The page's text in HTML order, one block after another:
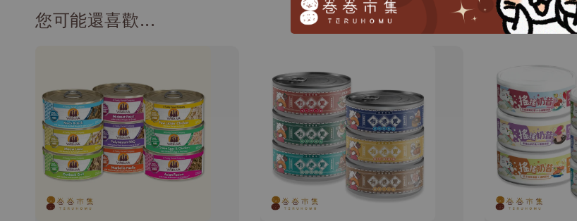
您可能還喜歡...